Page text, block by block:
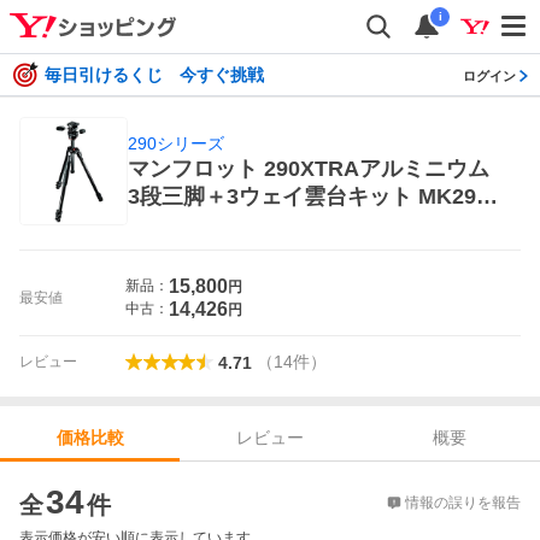
i
毎日引けるくじ 今すぐ挑戦 ログイン
290シリーズ
マンフロット 290XTRAアルミニウム
3段三脚＋3ウェイ雲台キット MK290
最安値
新品： 15,800円
中古： 14,426円
レビュー 4.71 （14件）
価格比較 レビュー
概要
全34件 情報の誤りを報告